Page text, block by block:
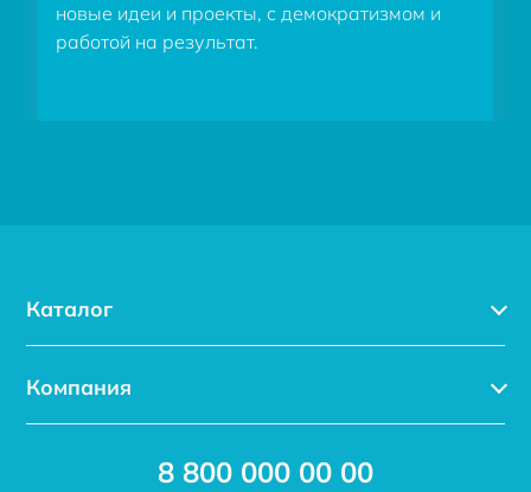
новые идеи и проекты, с демократизмом и
работой на результат.
Каталог
Услуги
Компания
8 800 000 00 00